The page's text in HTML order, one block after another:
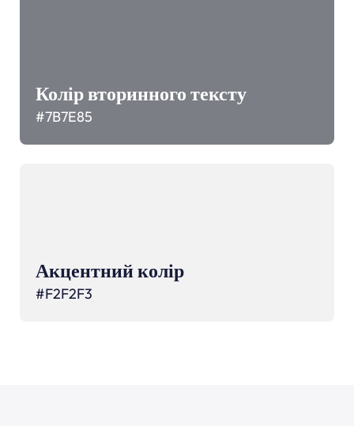
Колір вторинного тексту
#7B7E85
Акцентний колір
#F2F2F3